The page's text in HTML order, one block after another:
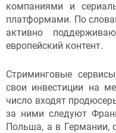
компаниями и
платформами. По
активно
европейский контент.
Стриминговые
свои инвестиции на
число входят
за ними следуют
Польша, а в Германии,